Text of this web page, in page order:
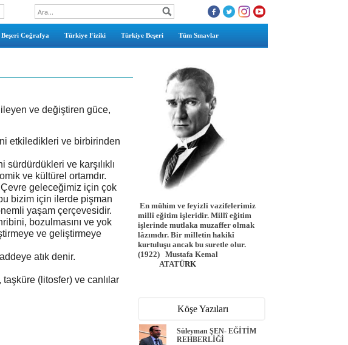
Beşeri Coğrafya Türkiye Fiziki Türkiye Beşeri Tüm Sınavlar
ve değiştiren güce,
etkiledikleri ve birbirinden
ve karşılıklı
ve kültürel ortamdır.
Çevre geleceğimiz için çok
bizim için ilerde pişman
yaşam çerçevesidir.
bozulmasını ve yok
ve geliştirmeye
atık denir.
(litosfer) ve canlılar
En mühim ve feyizli vazifelerimiz
millî eğitim işleridir. Millî eğitim
işlerinde mutlaka muzaffer olmak
lâzımdır. Bir milletin hakikî
kurtuluşu ancak bu suretle olur.
(1922) Mustafa Kemal
ATATÜRK
Köşe Yazıları
Süleyman ŞEN- EĞİTİM
REHBERLİĞİ